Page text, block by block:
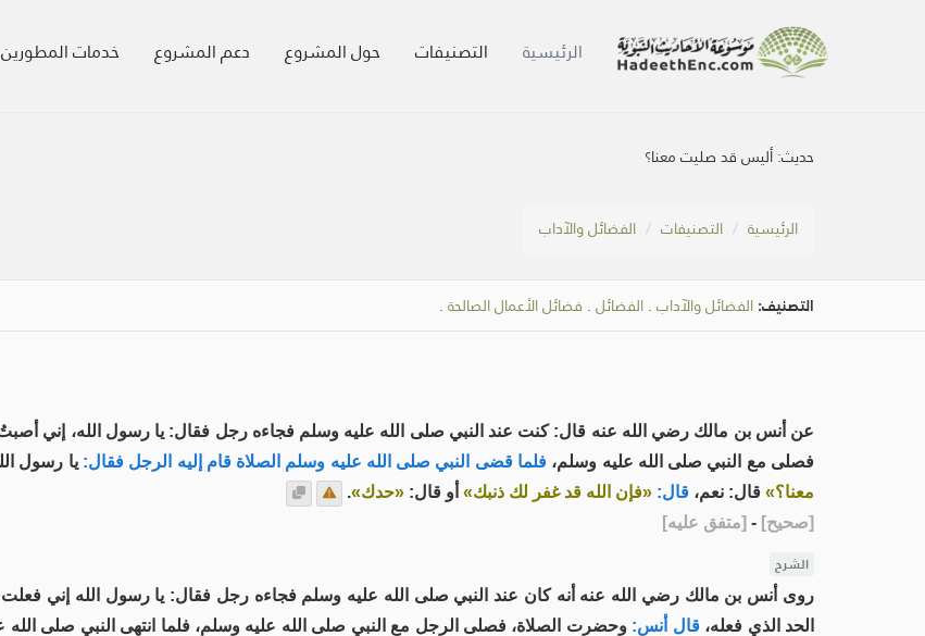
الرئيسية التصنيفات حول المشروع دعم المشروع خدمات المطورين
حديث:أليس قد صليت معنا؟
الرئيسية التصنيفات الفضائل والآداب
التصنيف: الفضائل والآداب . الفضائل . فضائل الأعمال الصالحة .
عن أنس بن مالك رضي الله عنه قال: كنت عند النبي صلى الله عليه وسلم فجاءه رجل فقال: يا رسول الله، إني
فصلى مع النبي صلى الله عليه وسلم، فلما قضى النبي صلى الله عليه وسلم الصلاة قام إليه الرجل فقال: يا رسول
معنا؟» قال: نعم، قال: «فإن الله قد غفر لك ذنبك» أو قال: «حدك».
[صحيح]
-
[متفق عليه]
الشرح
روى أنس بن مالك رضي الله عنه أنه كان عند النبي صلى الله عليه وسلم فجاءه رجل فقال: يا رسول الله إني
الحد الذي فعله، قال أنس: وحضرت الصلاة، فصلى الرجل مع النبي صلى الله عليه وسلم، فلما انتهى النبي صلى الله